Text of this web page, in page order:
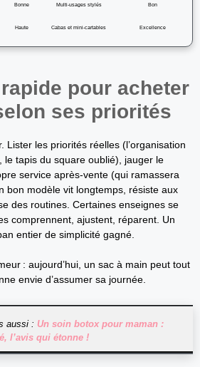
Bonne Multi-usages stylés Bon
Haute Cabas et mini-cartables Excellence
pour acheter
ses priorités
Lister les priorités réelles (l’organisation
le tapis du square oublié), jauger le
service après-vente (qui ramassera
bon modèle vit longtemps, résiste aux
des routines. Certaines enseignes se
comprennent, ajustent, réparent. Un
entier de simplicité gagné.
: aujourd’hui, un sac à main peut tout
envie d’assumer sa journée.
aussi : Un soin botox pour maman :
l’avis qui étonne !